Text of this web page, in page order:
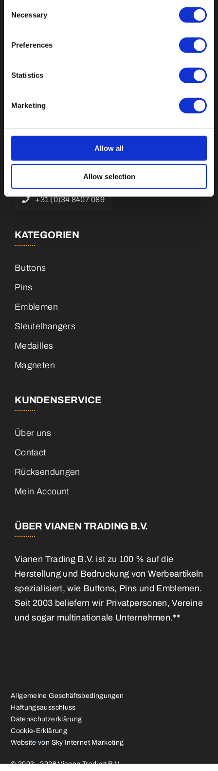
Selection
Necessary
Preferences
Statistics
Marketing
Allow all
Allow selection
Botnische Golf 9a, 3446 CN Woerden,
info@vianenonline.nl
+31 (0)34 8407 089
KATEGORIEN
Buttons
Pins
Emblemen
Sleutelhangers
Medailles
Magneten
KUNDENSERVICE
Über uns
Contact
Rücksendungen
Mein Account
ÜBER VIANEN TRADING B.V.
Vianen Trading B.V. ist zu 100 % auf die
Herstellung und Bedruckung von Werbeartikeln
spezialisiert, wie Buttons, Pins und Emblemen.
Seit 2003 beliefern wir Privatpersonen, Vereine
und sogar multinationale Unternehmen.**
Allgemeine Geschäftsbedingungen
Haftungsausschluss
Datenschutzerklärung
Cookie-Erklärung
Website von Sky Internet Marketing
© 2003 - 2026 Vianen Trading B.V